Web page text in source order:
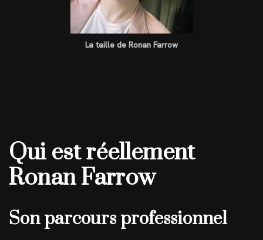
La taille de Ronan Farrow
Qui est réellement
Ronan Farrow
Son parcours professionnel